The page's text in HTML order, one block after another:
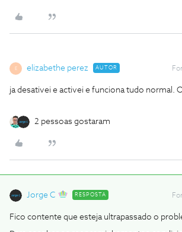
E elizabethe perez AUTOR
ja desativei e activei e funciona tudo normal.
2 pessoas gostaram
Jorge C RESPOSTA
Fico contente que esteja ultrapassado o